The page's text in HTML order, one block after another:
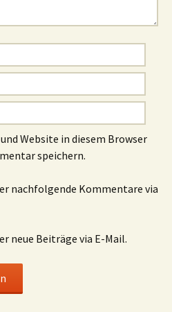
Website in diesem Browser
speichern.
nachfolgende Kommentare via
neue Beiträge via E-Mail.